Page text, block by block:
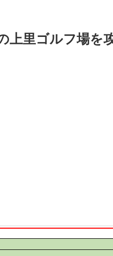
上里ゴルフ場を